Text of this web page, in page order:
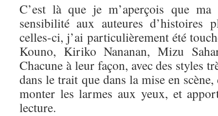
C’est là que je m’aperçois que
sensibilité aux auteures d’histoires
celles-ci, j’ai particulièrement été
Kouno, Kiriko Nananan, Mizu
Chacune à leur façon, avec des styles
dans le trait que dans la mise en
monter les larmes aux yeux, et
lecture.